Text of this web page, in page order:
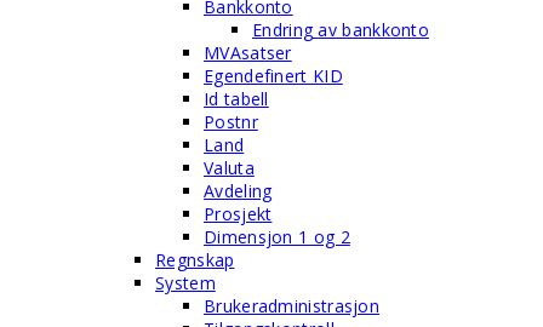
Bankkonto
Endring av bankkonto
MVAsatser
Egendefinert KID
Id tabell
Postnr
Land
Valuta
Avdeling
Prosjekt
Dimensjon 1 og 2
Regnskap
System
Brukeradministrasjon